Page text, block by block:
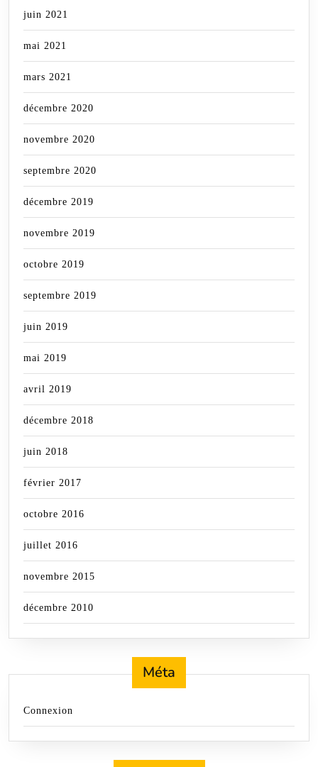
juin 2021
mai 2021
mars 2021
décembre 2020
novembre 2020
septembre 2020
décembre 2019
novembre 2019
octobre 2019
septembre 2019
juin 2019
mai 2019
avril 2019
décembre 2018
juin 2018
février 2017
octobre 2016
juillet 2016
novembre 2015
décembre 2010
Méta
Connexion